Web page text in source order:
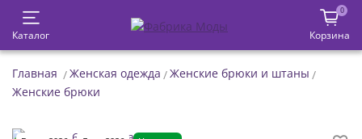
Каталог
0
Корзина
Главная Женская одежда
Женские брюки и штаны
Женские брюки